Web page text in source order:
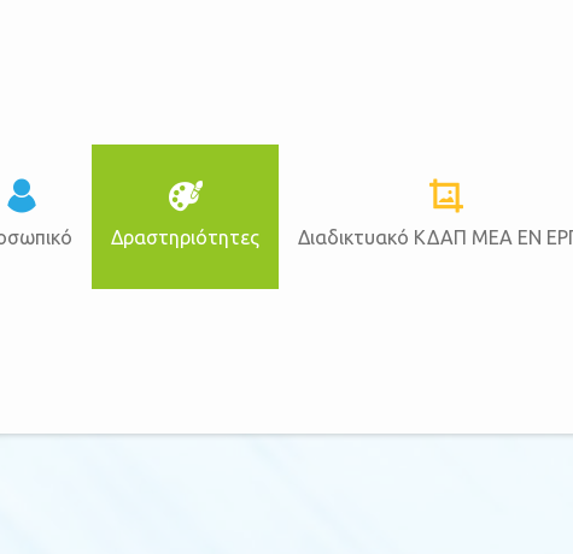
Δραστηριότητες Διαδικτυακό ΚΔΑΠ ΜΕΑ ΕΝ